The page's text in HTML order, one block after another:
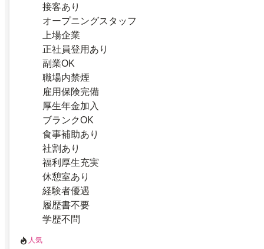
接客あり
オープニングスタッフ
上場企業
正社員登用あり
副業OK
職場内禁煙
雇用保険完備
厚生年金加入
ブランクOK
食事補助あり
社割あり
福利厚生充実
休憩室あり
経験者優遇
履歴書不要
学歴不問
人気